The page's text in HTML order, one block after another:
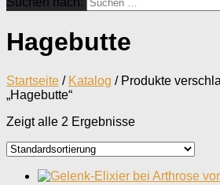
Hagebutte
Startseite / Katalog / Produkte
„Hagebutte“
Zeigt alle 2 Ergebnisse